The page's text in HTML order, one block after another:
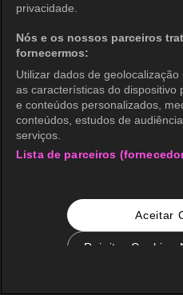
privacidade.
Nós e os nossos parceiros
fornecermos:
Utilizar dados de
as características do dispositivo
e conteúdos personalizados,
conteúdos, estudos de
serviços.
Lista de parceiros
Aceitar
Rejeitar Cookies